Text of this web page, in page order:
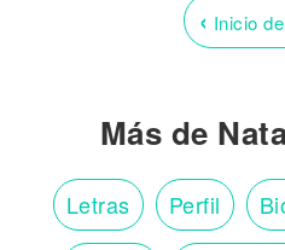
‹ Inicio
Más de
Letras Perfil